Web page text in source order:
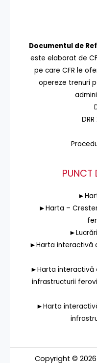
Documentul de
este elaborat de
pe care CFR le
opereze trenuri
PUNCT
►Harta –
►Harta interactivă
►Harta interactivă
infrastructurii
►Harta
Copyright ©